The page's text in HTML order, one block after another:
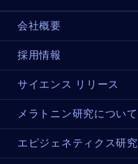
会社概要
採用情報
サイエンス リリース
メラトニン研究について
エピジェネティクス研究